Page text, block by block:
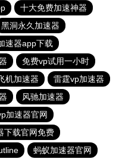
十大免费加速神器
黑洞永久加速器
速器app下载
免费vp试用一小时
机加速器
雷霆vp加速器
风驰加速器
加速器官网
下载官网免费
蚂蚁加速器官网